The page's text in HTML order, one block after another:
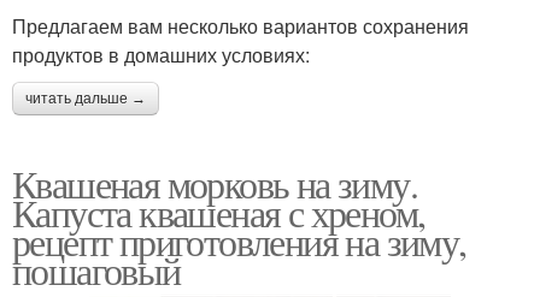
Предлагаем вам несколько вариантов сохранения
продуктов в домашних условиях:
читать дальше →
Квашеная морковь на зиму.
Капуста квашеная с хреном,
рецепт приготовления на зиму,
пошаговый